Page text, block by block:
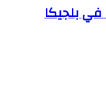
في بلجيكا